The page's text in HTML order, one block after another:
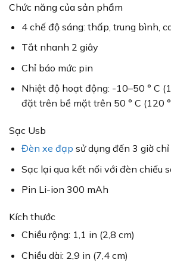
Chức năng của sản phẩm
4 chế độ sáng: thấp, trung bình,
Tắt nhanh 2 giây
Chỉ báo mức pin
Nhiệt độ hoạt động: -10–50 ° C
đặt trên bề mặt trên 50 ° C (120 °
Sạc Usb
Đèn xe đạp sử dụng đến 3 giờ
Sạc lại qua kết nối với đèn chiếu
Pin Li-ion 300 mAh
Kích thước
Chiều rộng: 1,1 in (2,8 cm)
Chiều dài: 2,9 in (7,4 cm)